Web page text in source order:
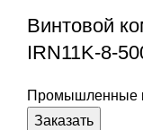
Винтовой
IRN11K-8-
Промышленные
Заказать